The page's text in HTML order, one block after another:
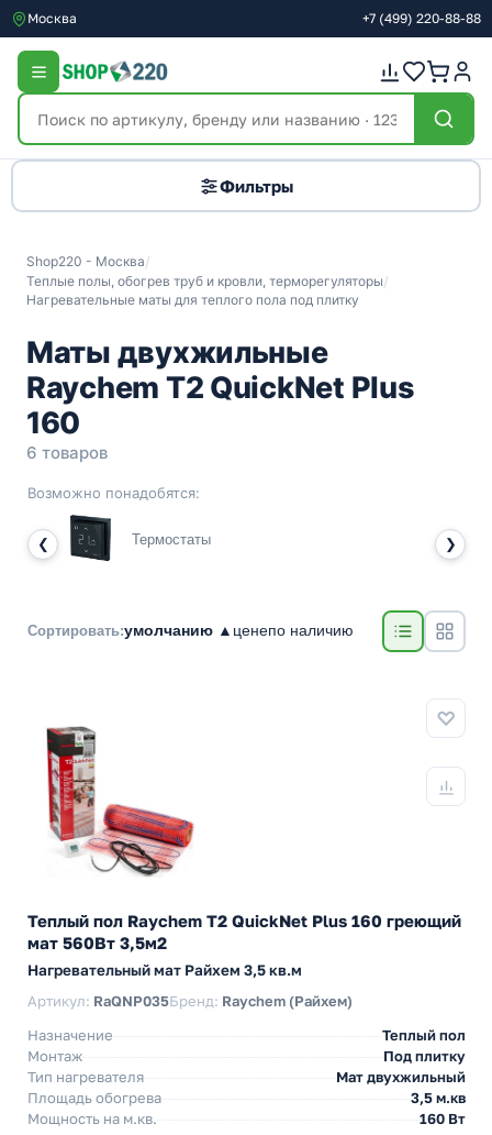
Москва +7 (499) 220-88-88
Фильтры
Shop220 - Москва/
Теплые полы, обогрев труб и кровли, терморегуляторы/
Нагревательные маты для теплого пола под плитку
Маты двухжильные
Raychem T2 QuickNet Plus
160
6 товаров
Возможно понадобятся:
❮ Термостаты ❯
Сортировать:умолчанию ▲ ценепо наличию
Теплый пол Raychem T2 QuickNet Plus 160 греющий
мат 560Вт 3,5м2
Нагревательный мат Райхем 3,5 кв.м
Артикул: RaQNP035Бренд: Raychem (Райхем)
Назначение
Теплый пол
Монтаж
Под плитку
Тип нагревателя
Мат двухжильный
Площадь обогрева
3,5 м.кв
Мощность на м.кв.
160 Вт